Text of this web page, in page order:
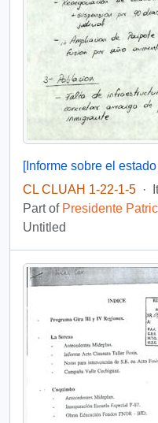
CL CLUAH 1-22-1-5 ·
Part of Presidente
Untitled